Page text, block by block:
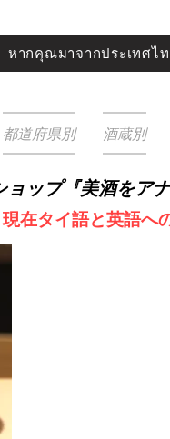
หากคุณมาจากประเทศไ
都道府県別 酒蔵別
ョップ『美酒をア
現在タイ語と英語へ